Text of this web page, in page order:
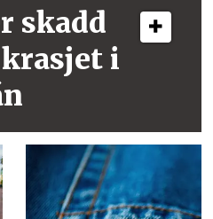
skadd
i